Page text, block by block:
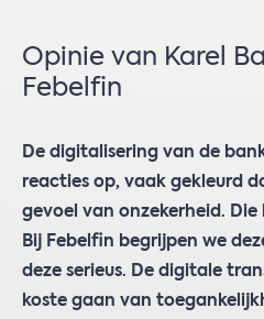
Opinie van Karel
Febelfin
De digitalisering van de
reacties op, vaak gekleurd
gevoel van onzekerheid.
Bij Febelfin begrijpen we
deze serieus. De digitale
koste gaan van